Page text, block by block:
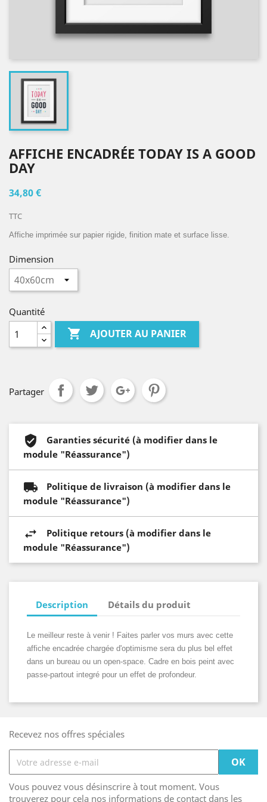
AFFICHE ENCADRÉE TODAY IS A GOOD
DAY
34,80 €
TTC
Affiche imprimée sur papier rigide, finition mate et surface lisse.
Dimension
Quantité
 AJOUTER AU PANIER
Partager
Garanties sécurité (à modifier dans le
module "Réassurance")
Politique de livraison (à modifier dans le
module "Réassurance")
Politique retours (à modifier dans le
module "Réassurance")
Description Détails du produit
Le meilleur reste à venir ! Faites parler vos murs avec cette
affiche encadrée chargée d'optimisme sera du plus bel effet
dans un bureau ou un open-space. Cadre en bois peint avec
passe-partout integré pour un effet de profondeur.
Recevez nos offres spéciales
Vous pouvez vous désinscrire à tout moment. Vous
trouverez pour cela nos informations de contact dans les